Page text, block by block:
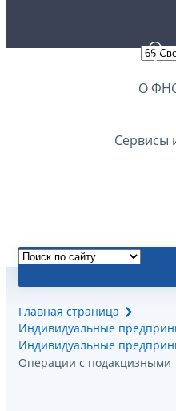
О
Сервисы
Главная страница
Индивидуальные
Индивидуальные
Операции с подакцизными